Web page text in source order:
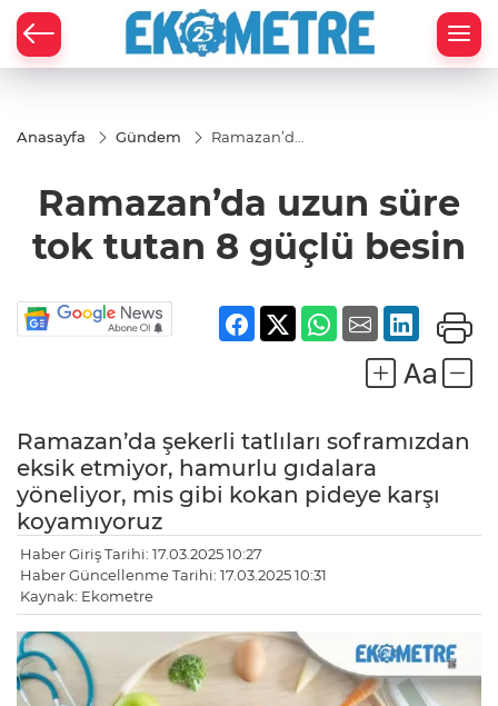
Anasayfa Gündem
Ramazan’da
güçlü besin
Ramazan’da uzun süre
tok tutan 8 güçlü besin
Ramazan’da şekerli tatlıları soframızdan
eksik etmiyor, hamurlu gıdalara
yöneliyor, mis gibi kokan pideye karşı
koyamıyoruz
Haber Giriş Tarihi: 17.03.2025 10:27
Haber Güncellenme Tarihi: 17.03.2025 10:31
Kaynak: Ekometre